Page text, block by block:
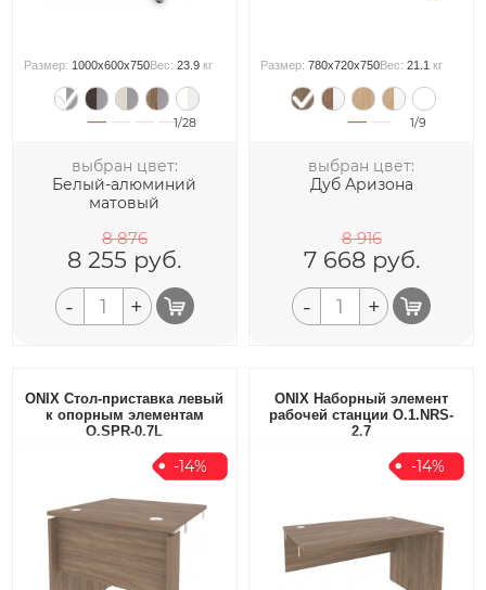
Размер: 1000x600x750Вес:23.9 кг
1/28
выбран цвет:
Белый-алюминий
матовый
8 876
8 255 руб.
- +
Размер:780x720x750Вес:21.1 кг
1/9
выбран цвет:
Дуб Аризона
8 916
7 668руб.
- +
ONIX Стол-приставка левый
к опорным элементам
O.SPR-0.7L
-14%
ONIX Наборный элемент
рабочей станции O.1.NRS-
2.7
-14%